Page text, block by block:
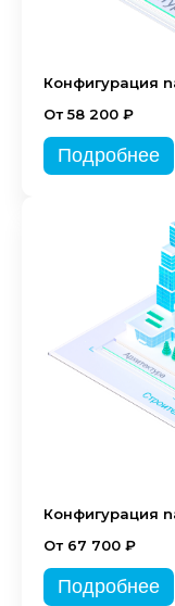
Конфигурация
От 58 200 ₽
Подробнее
Конфигурация
От 67 700 ₽
Подробнее